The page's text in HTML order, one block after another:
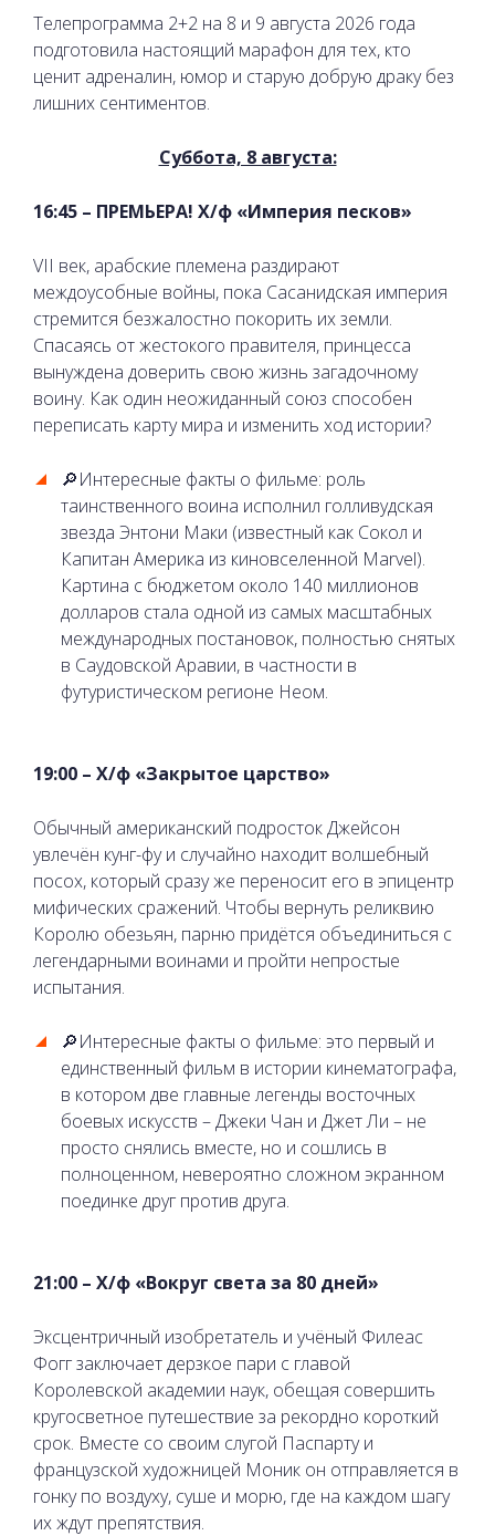
Телепрограмма 2+2 на 8 и 9 августа 2026 года
подготовила настоящий марафон для тех, кто
ценит адреналин, юмор и старую добрую драку без
лишних сентиментов.
Суббота, 8 августа:
16:45 – ПРЕМЬЕРА! Х/ф «Империя песков»
VII век, арабские племена раздирают
междоусобные войны, пока Сасанидская империя
стремится безжалостно покорить их земли.
Спасаясь от жестокого правителя, принцесса
вынуждена доверить свою жизнь загадочному
воину. Как один неожиданный союз способен
переписать карту мира и изменить ход истории?
🔎Интересные факты о фильме: роль
таинственного воина исполнил голливудская
звезда Энтони Маки (известный как Сокол и
Капитан Америка из киновселенной Marvel).
Картина с бюджетом около 140 миллионов
долларов стала одной из самых масштабных
международных постановок, полностью снятых
в Саудовской Аравии, в частности в
футуристическом регионе Неом.
19:00 – Х/ф «Закрытое царство»
Обычный американский подросток Джейсон
увлечён кунг-фу и случайно находит волшебный
посох, который сразу же переносит его в эпицентр
мифических сражений. Чтобы вернуть реликвию
Королю обезьян, парню придётся объединиться с
легендарными воинами и пройти непростые
испытания.
🔎Интересные факты о фильме: это первый и
единственный фильм в истории кинематографа,
в котором две главные легенды восточных
боевых искусств – Джеки Чан и Джет Ли – не
просто снялись вместе, но и сошлись в
полноценном, невероятно сложном экранном
поединке друг против друга.
21:00 – Х/ф «Вокруг света за 80 дней»
Эксцентричный изобретатель и учёный Филеас
Фогг заключает дерзкое пари с главой
Королевской академии наук, обещая совершить
кругосветное путешествие за рекордно короткий
срок. Вместе со своим слугой Паспарту и
французской художницей Моник он отправляется в
гонку по воздуху, суше и морю, где на каждом шагу
их ждут препятствия.